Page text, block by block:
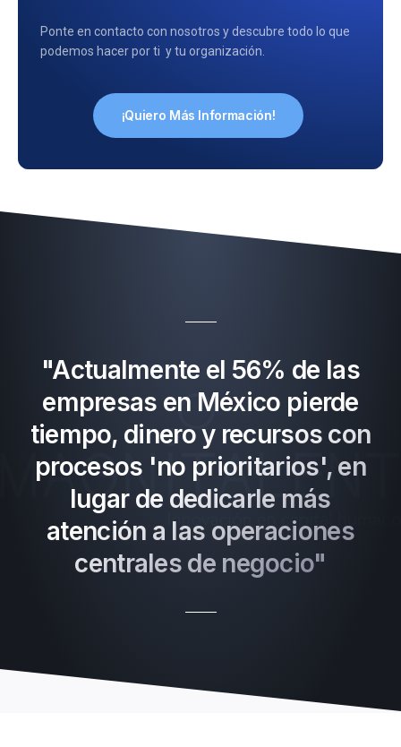
Ponte en contacto con nosotros y descubre todo lo que
podemos hacer por ti y tu organización.
¡Quiero Más Información!
"Actualmente el 56% de las
empresas en México pierde
tiempo, dinero y recursos con
procesos 'no prioritarios', en
lugar de dedicarle más
atención a las operaciones
centrales de negocio"